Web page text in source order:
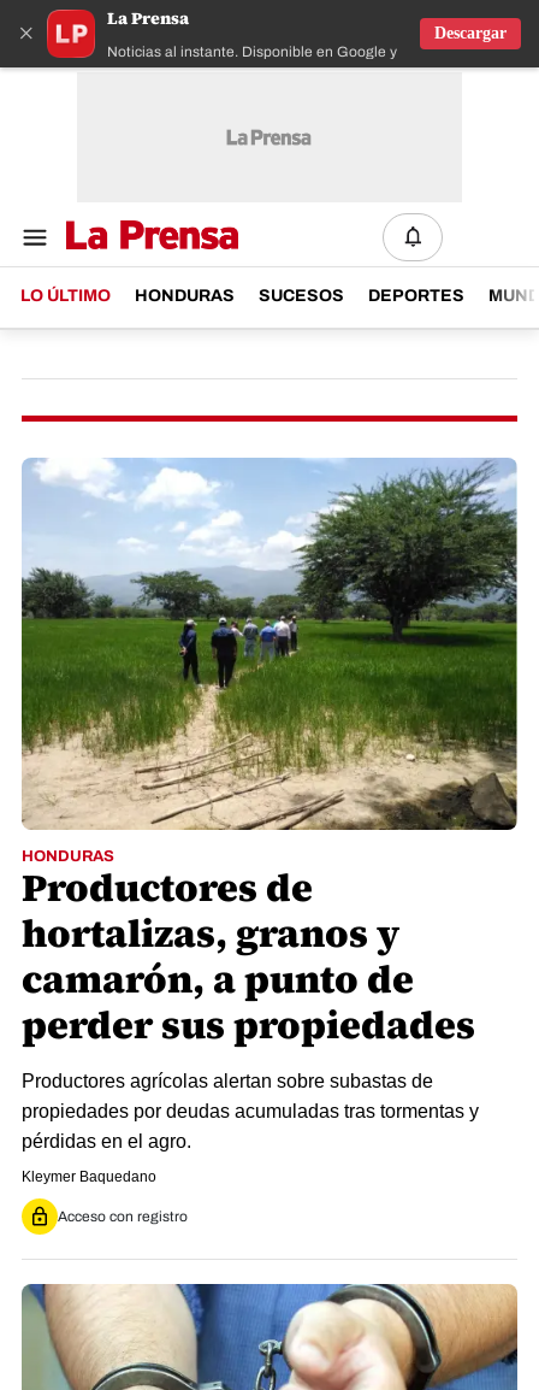
×
La Prensa
Noticias al instante. Disponible en Google y IOS
Descargar
LO ÚLTIMO HONDURAS SUCESOS DEPORTES
HONDURAS
Productores de
hortalizas, granos y
camarón, a punto de
perder sus propiedades
Productores agrícolas alertan sobre subastas de
propiedades por deudas acumuladas tras tormentas y
pérdidas en el agro.
Kleymer Baquedano
Acceso con registro